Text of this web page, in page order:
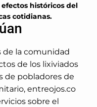
históricos del
cotidianas.
de la comunidad
de los lixiviados
de pobladores de
entreojos.co
sobre el